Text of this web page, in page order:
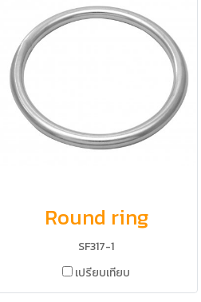
Round ring
SF317-1
เปรียบเทียบ